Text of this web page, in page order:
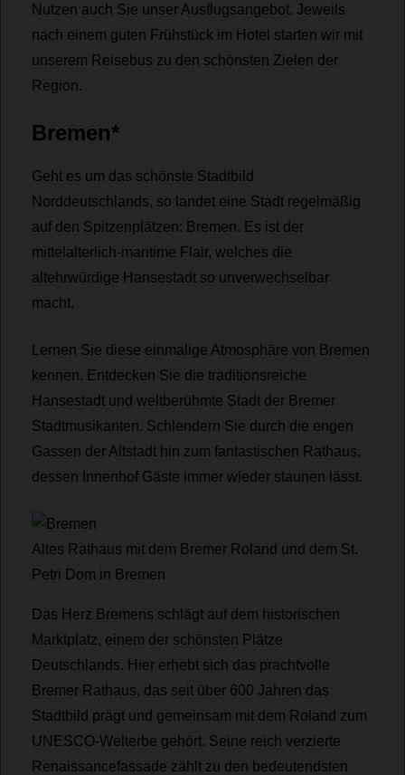
Nutzen auch Sie unser Ausflugsangebot. Jeweils
nach einem guten Frühstück im Hotel starten wir mit
unserem Reisebus zu den schönsten Zielen der
Region.
Bremen*
Geht es um das schönste Stadtbild
Norddeutschlands, so landet eine Stadt regelmäßig
auf den Spitzenplätzen: Bremen. Es ist der
mittelalterlich-maritime Flair, welches die
altehrwürdige Hansestadt so unverwechselbar
macht.
Lernen Sie diese einmalige Atmosphäre von Bremen
kennen. Entdecken Sie die traditionsreiche
Hansestadt und weltberühmte Stadt der Bremer
Stadtmusikanten. Schlendern Sie durch die engen
Gassen der Altstadt hin zum fantastischen Rathaus,
dessen Innenhof Gäste immer wieder staunen lässt.
Altes Rathaus mit dem Bremer Roland und dem St.
Petri Dom in Bremen
Das Herz Bremens schlägt auf dem historischen
Marktplatz, einem der schönsten Plätze
Deutschlands. Hier erhebt sich das prachtvolle
Bremer Rathaus, das seit über 600 Jahren das
Stadtbild prägt und gemeinsam mit dem Roland zum
UNESCO-Welterbe gehört. Seine reich verzierte
Renaissancefassade zählt zu den bedeutendsten